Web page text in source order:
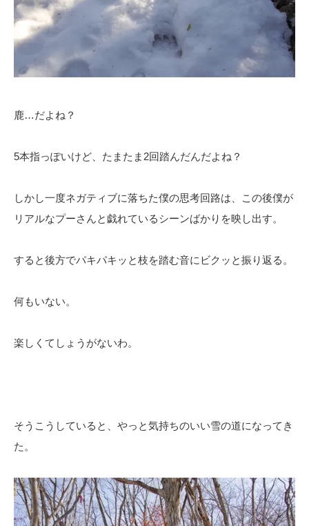
鹿…だよね？
5本指っぽいけど、たまたま2回踏んだんだよね？
しかし一度ネガティブに落ちた僕の思考回路は、この後僕が
リアルなプーさんと戯れているシーンばかりを映し出す。
すると後方でパキパキッと枝を踏む音にビクッと振り返る。
何もいない。
楽しくてしょうがないわ。
そうこうしていると、やっと気持ちのいい雪の道になってき
た。